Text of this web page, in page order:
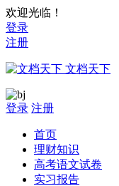
欢迎光临！
登录
注册
文档天下
登录 注册
首页
理财知识
高考语文试卷
实习报告